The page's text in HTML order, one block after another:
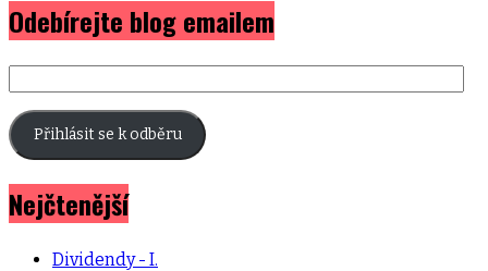
Odebírejte blog emailem
mailová
adresa
Přihlásit se k odběru
Nejčtenější
Dividendy - I.